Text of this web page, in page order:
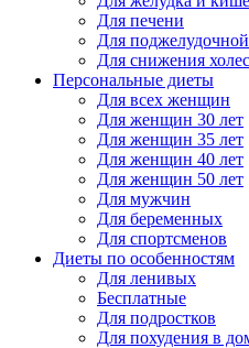
Для печени
Для
Для снижения
Персональные диеты
Для всех женщин
Для женщин 30 лет
Для женщин 35 лет
Для женщин 40 лет
Для женщин 50 лет
Для мужчин
Для беременных
Для спортсменов
Диеты по особенностям
Для ленивых
Бесплатные
Для подростков
Для похудения в